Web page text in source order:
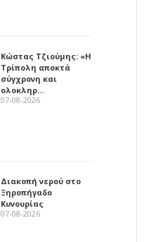
Κώστας Τζιούμης: «Η
Τρίπολη αποκτά
σύγχρονη και
ολοκληρ…
07-08-2026
Διακοπή νερού στο
Ξηροπήγαδο
Κυνουρίας
07-08-2026